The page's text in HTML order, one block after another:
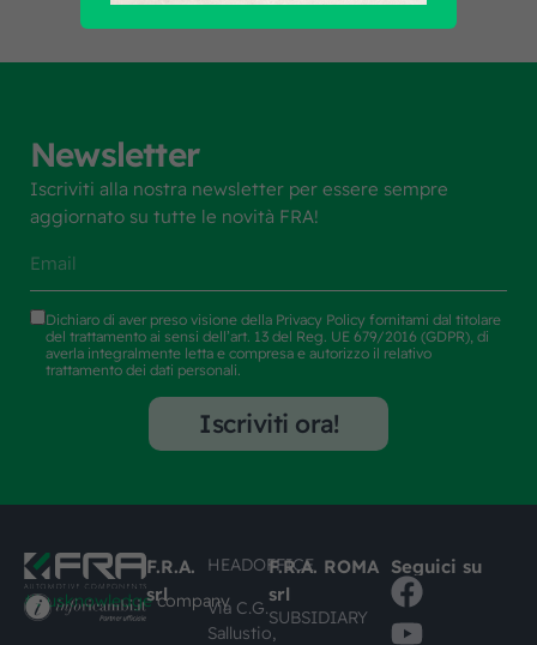
Newsletter
Iscriviti alla nostra newsletter per essere sempre
aggiornato su tutte le novità FRA!
Dichiaro di aver preso visione della Privacy Policy fornitami dal titolare
del trattamento ai sensi dell’art. 13 del Reg. UE 679/2016 (GDPR), di
averla integralmente letta e compresa e autorizzo il relativo
trattamento dei dati personali.
Iscriviti ora!
#busknowledgecompany
F.R.A.
srl
HEADOFFICE
Via C.G.
Sallustio,
F.R.A. ROMA
srl
SUBSIDIARY
Seguici su